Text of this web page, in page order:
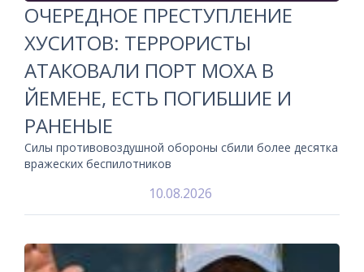
ОЧЕРЕДНОЕ ПРЕСТУПЛЕНИЕ
ХУСИТОВ: ТЕРРОРИСТЫ
АТАКОВАЛИ ПОРТ МОХА В
ЙЕМЕНЕ, ЕСТЬ ПОГИБШИЕ И
РАНЕНЫЕ
Силы противовоздушной обороны сбили более десятка
вражеских беспилотников
10.08.2026